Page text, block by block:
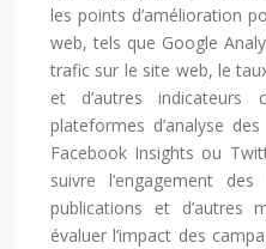
les points d’amélioration
web, tels que Google
trafic sur le site web, le
et d’autres indicateurs
plateformes d’analyse
Facebook Insights ou
suivre l’engagement
publications et d’autres
évaluer l’impact des